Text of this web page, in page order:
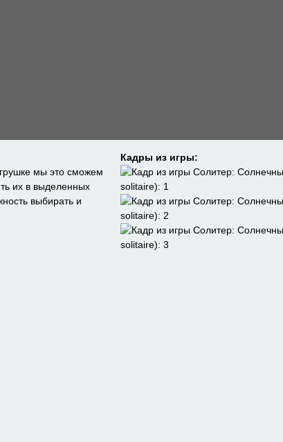
мы это сможем
их в выделенных
выбирать и
Кадры из игры: